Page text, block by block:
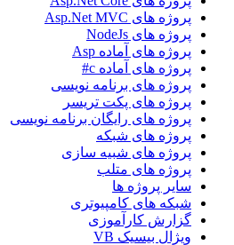
پروژه های Asp.Net MVC
پروژه های NodeJs
پروژه های آماده Asp
پروژه های آماده c#
پروژه های برنامه نویسی
پروژه های پکت تریسر
پروژه های رایگان برنامه نویسی
پروژه های شبکه
پروژه های شبیه سازی
پروژه های متلب
سایر پروژه ها
شبکه های کامپیوتری
گزارش کارآموزی
ویژال بیسیک VB